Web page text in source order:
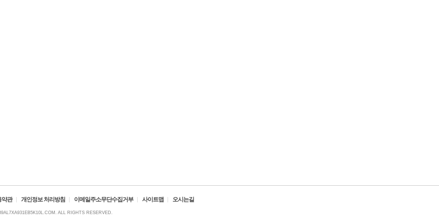
약관 개인정보 처리방침 이메일주소무단수집거부 사이트맵 오시는길
ALL RIGHTS RESERVED.